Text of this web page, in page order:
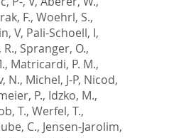
F., Woehrl, S.,
V, Pali-Schoell, I,
, Spranger, O.,
, Matricardi, P. M.,
N., Michel, J-P, Nicod,
P., Idzko, M.,
T., Werfel, T.,
C., Jensen-Jarolim,